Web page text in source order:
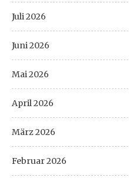
Juli 2026
Juni 2026
Mai 2026
April 2026
März 2026
Februar 2026